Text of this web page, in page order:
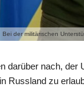
Bei der militärischen
darüber nach, der
Russland zu